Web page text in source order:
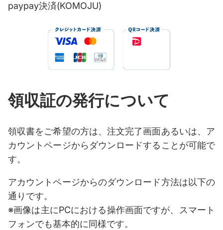
paypay決済(KOMOJU)
領収証の発行について
領収書をご希望の方は、注文完了画面あるいは、ア
カウントページからダウンロードすることが可能で
す。
アカウントページからのダウンロード方法は以下の
通りです。
※画像は主にPCにおける操作画面ですが、スマート
フォンでも基本的に同様です。